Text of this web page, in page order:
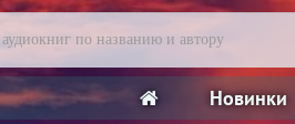
Новинки